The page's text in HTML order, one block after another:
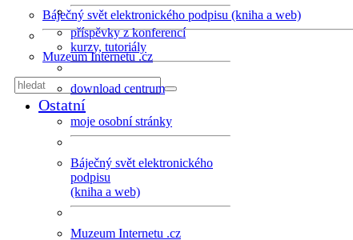
Báječný svět elektronického podpisu (kniha a web)
Muzeum Internetu .cz
příspěvky z konferencí
kurzy, tutoriály
download centrum
Ostatní
moje osobní stránky
Báječný svět elektronického
podpisu
(kniha a web)
Muzeum Internetu .cz